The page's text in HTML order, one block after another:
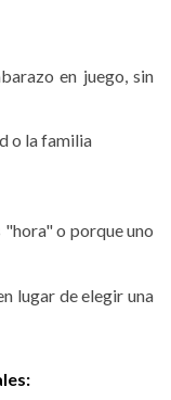
en juego, sin
o la familia
"hora" o porque uno
lugar de elegir una